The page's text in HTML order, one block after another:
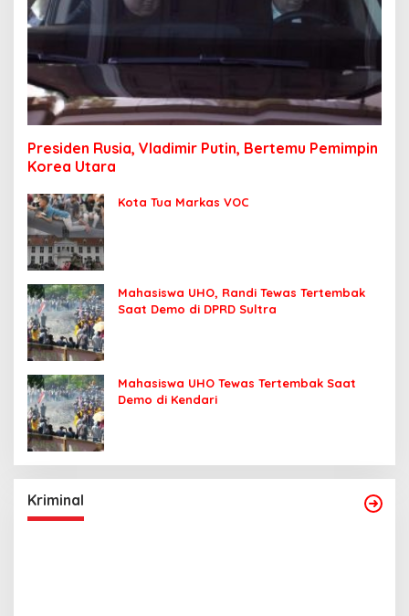
Presiden Rusia, Vladimir Putin, Bertemu Pemimpin
Korea Utara
Kota Tua Markas VOC
Mahasiswa UHO, Randi Tewas Tertembak
Saat Demo di DPRD Sultra
Mahasiswa UHO Tewas Tertembak Saat
Demo di Kendari
Kriminal